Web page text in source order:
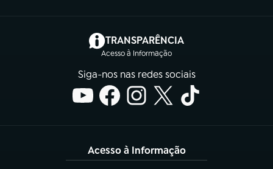
TRANSPARÊNCIA
Acesso à Informação
(abre em nova aba)
Siga-nos nas redes sociais
Acesso à Informação